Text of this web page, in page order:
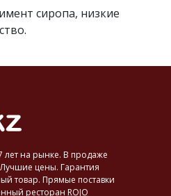
сиропа, низкие
лет на рынке. В продаже
цены. Гарантия
товар. Прямые поставки
ресторан ROJO